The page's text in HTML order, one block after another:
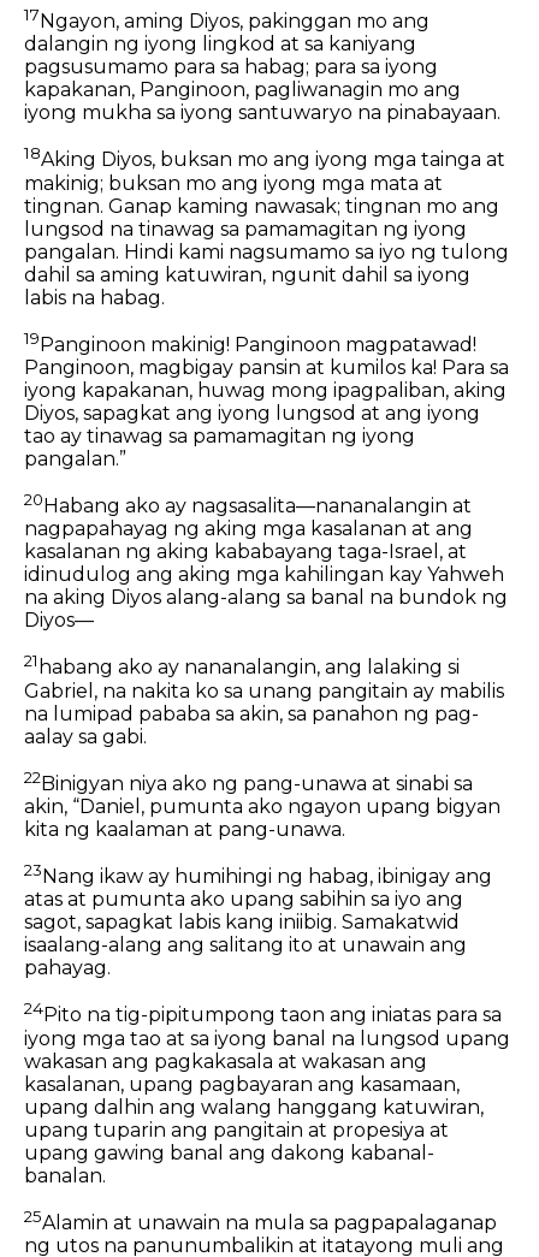
17 Ngayon, aming Diyos, pakinggan mo ang
dalangin ng iyong lingkod at sa kaniyang
pagsusumamo para sa habag; para sa iyong
kapakanan, Panginoon, pagliwanagin mo ang
iyong mukha sa iyong santuwaryo na pinabayaan.
18Aking Diyos, buksan mo ang iyong mga tainga at
makinig; buksan mo ang iyong mga mata at
tingnan. Ganap kaming nawasak; tingnan mo ang
lungsod na tinawag sa pamamagitan ng iyong
pangalan. Hindi kami nagsumamo sa iyo ng tulong
dahil sa aming katuwiran, ngunit dahil sa iyong
labis na habag.
19Panginoon makinig! Panginoon magpatawad!
Panginoon, magbigay pansin at kumilos ka! Para sa
iyong kapakanan, huwag mong ipagpaliban, aking
Diyos, sapagkat ang iyong lungsod at ang iyong
tao ay tinawag sa pamamagitan ng iyong
pangalan.”
20 Habang ako ay nagsasalita—nananalangin at
nagpapahayag ng aking mga kasalanan at ang
kasalanan ng aking kababayang taga-Israel, at
idinudulog ang aking mga kahilingan kay Yahweh
na aking Diyos alang-alang sa banal na bundok ng
Diyos—
21 habang ako ay nananalangin, ang lalaking si
Gabriel, na nakita ko sa unang pangitain ay mabilis
na lumipad pababa sa akin, sa panahon ng pag-
aalay sa gabi.
22Binigyan niya ako ng pang-unawa at sinabi sa
akin, “Daniel, pumunta ako ngayon upang bigyan
kita ng kaalaman at pang-unawa.
23 Nang ikaw ay humihingi ng habag, ibinigay ang
atas at pumunta ako upang sabihin sa iyo ang
sagot, sapagkat labis kang iniibig. Samakatwid
isaalang-alang ang salitang ito at unawain ang
pahayag.
24Pito na tig-pipitumpong taon ang iniatas para sa
iyong mga tao at sa iyong banal na lungsod upang
wakasan ang pagkakasala at wakasan ang
kasalanan, upang pagbayaran ang kasamaan,
upang dalhin ang walang hanggang katuwiran,
upang tuparin ang pangitain at propesiya at
upang gawing banal ang dakong kabanal-
banalan.
25Alamin at unawain na mula sa pagpapalaganap
ng utos na panunumbalikin at itatayong muli ang